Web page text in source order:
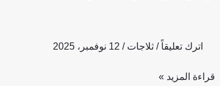
اترك تعليقاً / ثلاجات / 12 نوفمبر، 2025
قراءة المزيد »